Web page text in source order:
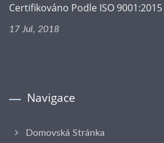
Certifikováno Podle ISO 9001:2015
17 Jul, 2018
Navigace
Domovská Stránka